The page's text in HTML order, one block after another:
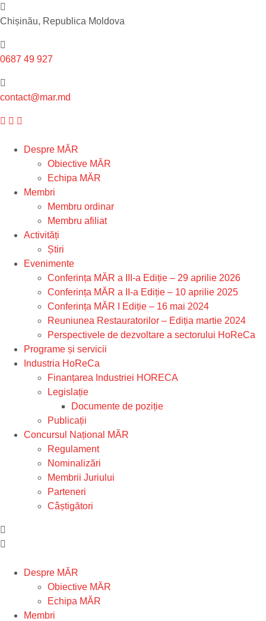
Chișinău, Republica Moldova
0687 49 927
contact@mar.md
Despre MĂR
Obiective MĂR
Echipa MĂR
Membri
Membru ordinar
Membru afiliat
Activități
Știri
Evenimente
Conferința MĂR a III-a Ediție – 29 aprilie 2026
Conferința MĂR a II-a Ediție – 10 aprilie 2025
Conferința MĂR I Ediție – 16 mai 2024
Reuniunea Restauratorilor – Ediția martie 2024
Perspectivele de dezvoltare a sectorului HoReCa
Programe și servicii
Industria HoReCa
Finanțarea Industriei HORECA
Legislație
Documente de poziție
Publicații
Concursul Național MĂR
Regulament
Nominalizări
Membrii Juriului
Parteneri
Câștigători
Despre MĂR
Obiective MĂR
Echipa MĂR
Membri